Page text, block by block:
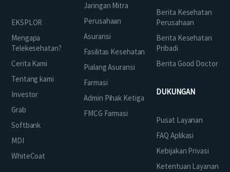
EKSPLOR
Mengapa
Telekesehatan?
Cerita Kami
Tentang kami
Investor
Grab
Softbank
MDI
WhiteCoat
Jaringan Mitra
Perusahaan
Asuransi
Fasilitas Kesehatan
Pialang Asuransi
Farmasi
Admin Pihak Ketiga
FMCG Farmasi
Berita Kesehatan
Perusahaan
Berita Kesehatan
Pribadi
Berita Good Doctor
DUKUNGAN
Pusat Layanan
FAQ Aplikasi
Kebijakan Privasi
Ketentuan Layanan